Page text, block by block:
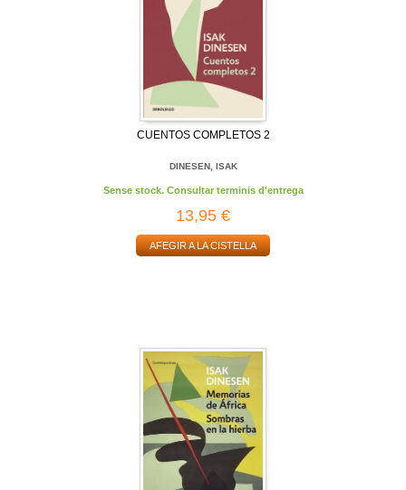
CUENTOS COMPLETOS 2
DINESEN, ISAK
Sense stock. Consultar terminis d'entrega
13,95 €
AFEGIR A LA CISTELLA